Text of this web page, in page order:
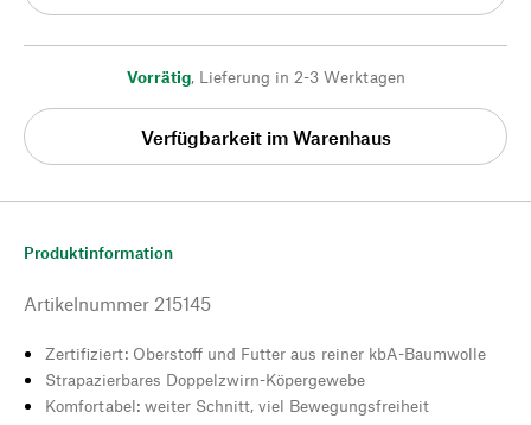
Vorrätig, Lieferung in 2-3 Werktagen
Verfügbarkeit im Warenhaus
Produktinformation
Artikelnummer 215145
Zertifiziert: Oberstoff und Futter aus reiner kbA-Baumwolle
Strapazierbares Doppelzwirn-Köpergewebe
Komfortabel: weiter Schnitt, viel Bewegungsfreiheit